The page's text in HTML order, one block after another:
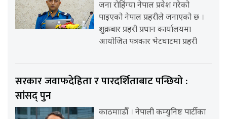
जना रोहिंग्या नेपाल प्रवेश गरेको
पाइएको नेपाल प्रहरीले जनाएको छ ।
शुक्रबार प्रहरी प्रधान कार्यालयमा
आयोजित पत्रकार भेटघाटमा प्रहरी
सरकार जवाफदेहिता र पारदर्शिताबाट पन्छियो :
सांसद् पुन
काठमााडौँ । नेपाली कम्युनिष्ट पार्टीका